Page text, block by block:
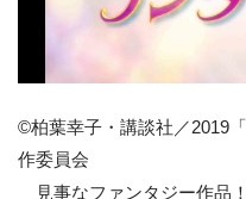
©柏葉幸子・講談社／2019
作委員会
見事なファンタジー作品！